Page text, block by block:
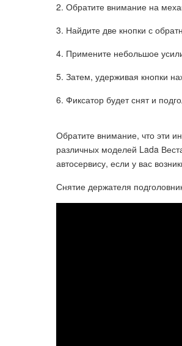
2. Обратите внимание на
3. Найдите две кнопки с
4. Примените небольшое
5. Затем, удерживая кнопки
6. Фиксатор будет снят и
Обратите внимание, что эти
различных моделей Lada
автосервису, если у вас
Снятие держателя